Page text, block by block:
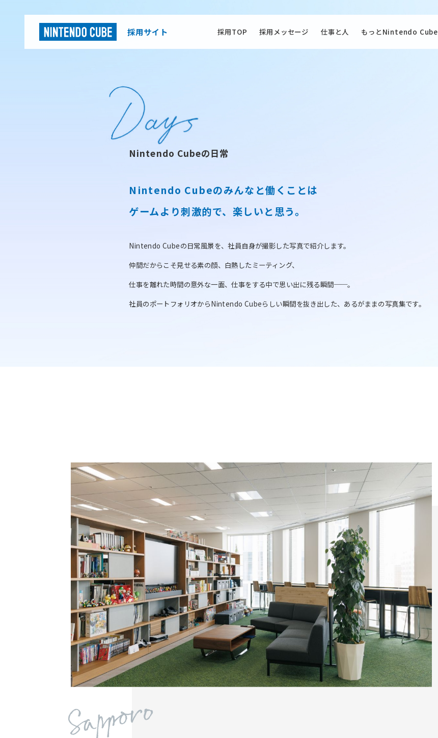
採用サイト
Nintendo Cubeの日常
Nintendo Cubeのみんなと働くことは
ゲームより刺激的で、楽しいと思う。
Nintendo Cubeの日常風景を、社員自身が撮影した写真で紹介します。
仲間だからこそ見せる素の顔、白熱したミーティング、
仕事を離れた時間の意外な一面、仕事をする中で思い出に残る瞬間──。
社員のポートフォリオからNintendo Cubeらしい瞬間を抜き出した、あるがままの写真集です。
採用TOP 採用メッセージ 仕事と人 もっとNintendo Cube